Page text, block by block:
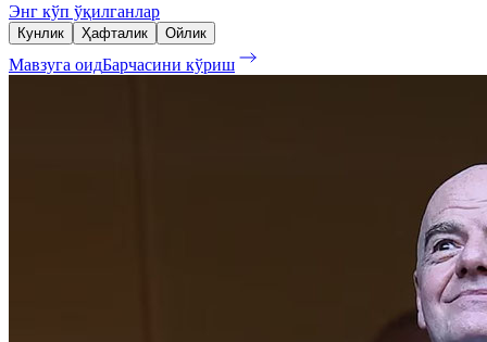
Энг кўп ўқилганлар
Кунлик Ҳафталик Ойлик
Мавзуга оидБарчасини кўриш